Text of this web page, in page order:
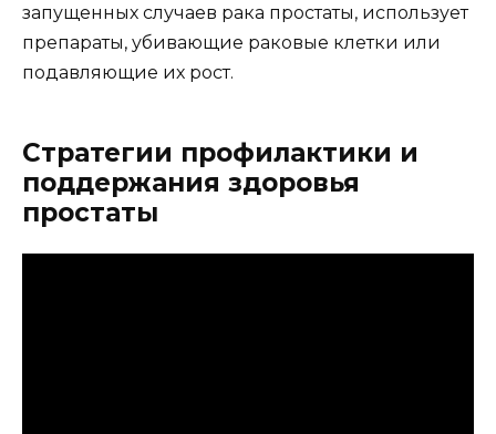
запущенных случаев рака простаты, использует
препараты, убивающие раковые клетки или
подавляющие их рост.
Стратегии профилактики и
поддержания здоровья
простаты